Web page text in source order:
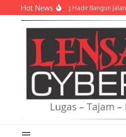
Lewati ke konten
Hot News
Labuan Tereng Hadir Bangun Jalan Demi